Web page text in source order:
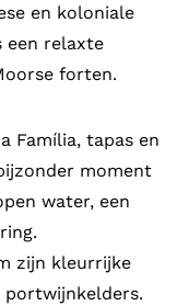
en koloniale
een relaxte
forten.
Família, tapas en
moment
water, een
zijn kleurrijke
portwijnkelders.